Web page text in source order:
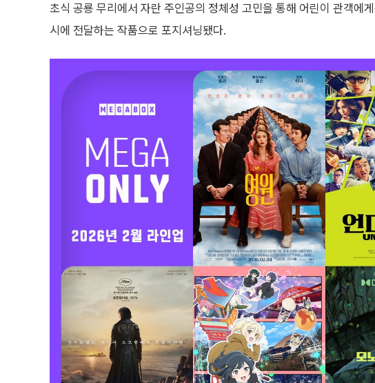
초식 공룡 무리에서 자란 주인공의 정체성 고민을 통해 어린이 관객에
시에 전달하는 작품으로 포지셔닝됐다.